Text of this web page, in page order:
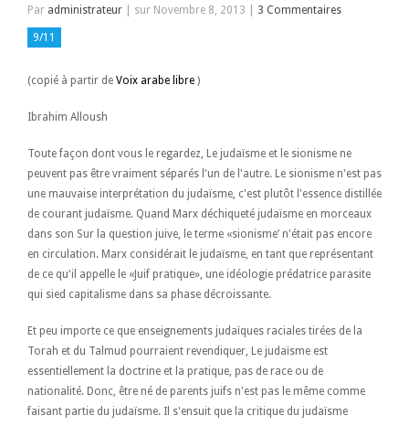
Par administrateur sur Novembre 8, 2013 3 Commentaires
9/11
(copié à partir de Voix arabe libre )
Ibrahim Alloush
Toute façon dont vous le regardez, Le judaïsme et le sionisme ne
peuvent pas être vraiment séparés l'un de l'autre. Le sionisme n'est pas
une mauvaise interprétation du judaïsme, c'est plutôt l'essence distillée
de courant judaïsme. Quand Marx déchiqueté judaïsme en morceaux
dans son Sur la question juive, le terme «sionisme’ n'était pas encore
en circulation. Marx considérait le judaïsme, en tant que représentant
de ce qu'il appelle le «Juif pratique», une idéologie prédatrice parasite
qui sied capitalisme dans sa phase décroissante.
Et peu importe ce que enseignements judaïques raciales tirées de la
Torah et du Talmud pourraient revendiquer, Le judaïsme est
essentiellement la doctrine et la pratique, pas de race ou de
nationalité. Donc, être né de parents juifs n'est pas le même comme
faisant partie du judaïsme. Il s'ensuit que la critique du judaïsme